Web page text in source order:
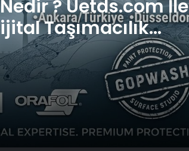
Nedir ? Uetds.com İle
Taşımacılık
Düzensizliği
Türk Dış Politikası
Fidan Faktörü